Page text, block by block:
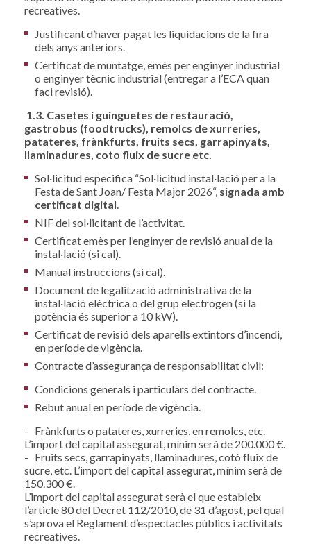
recreatives.
Justificant d’haver pagat les liquidacions de la fira
dels anys anteriors.
Certificat de muntatge, emès per enginyer industrial
o enginyer tècnic industrial (entregar a l’ECA quan
faci revisió).
1.3. Casetes i guinguetes de restauració,
gastrobus (foodtrucks), remolcs de xurreries,
patateres, frànkfurts, fruits secs, garrapinyats,
llaminadures, coto fluix de sucre etc.
Sol·licitud especifica “Sol·licitud instal·lació per a la
Festa de Sant Joan/ Festa Major 2026“, signada amb
certificat digital.
NIF del sol·licitant de l’activitat.
Certificat emès per l’enginyer de revisió anual de la
instal·lació (si cal).
Manual instruccions (si cal).
Document de legalització administrativa de la
instal·lació elèctrica o del grup electrogen (si la
potència és superior a 10 kW).
Certificat de revisió dels aparells extintors d’incendi,
en període de vigència.
Contracte d’assegurança de responsabilitat civil:
Condicions generals i particulars del contracte.
Rebut anual en període de vigència.
- Frànkfurts o patateres, xurreries, en remolcs, etc.
L’import del capital assegurat, mínim serà de 200.000 €.
- Fruits secs, garrapinyats, llaminadures, cotó fluix de
sucre, etc. L’import del capital assegurat, mínim serà de
150.300 €.
L’import del capital assegurat serà el que estableix
l’article 80 del Decret 112/2010, de 31 d’agost, pel qual
s’aprova el Reglament d’espectacles públics i activitats
recreatives.